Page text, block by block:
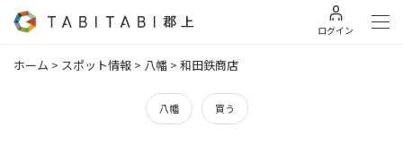
ログイン
ホーム > スポット情報 > 八幡 > 和田鉄商店
八幡 買う